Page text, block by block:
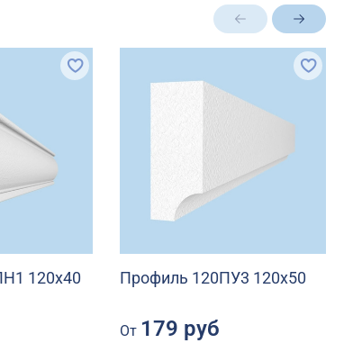
120х40 Профиль 120ПУ3 120х50
От 179 руб